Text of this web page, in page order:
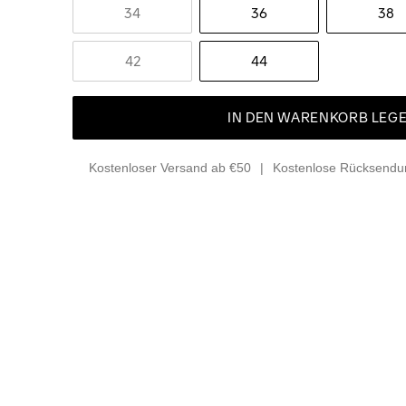
34 36 38
42 44
IN DEN WARENKORB
Kostenloser Versand ab €50 Kostenlose